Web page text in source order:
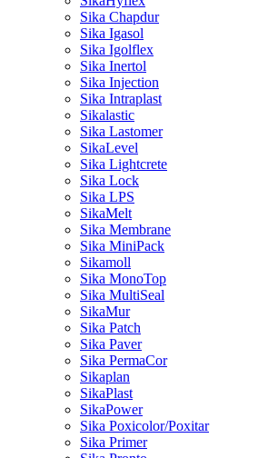
Sika Chapdur
Sika Igasol
Sika Igolflex
Sika Inertol
Sika Injection
Sika Intraplast
Sikalastic
Sika Lastomer
SikaLevel
Sika Lightcrete
Sika Lock
Sika LPS
SikaMelt
Sika Membrane
Sika MiniPack
Sikamoll
Sika MonoTop
Sika MultiSeal
SikaMur
Sika Patch
Sika Paver
Sika PermaCor
Sikaplan
SikaPlast
SikaPower
Sika Poxicolor/Poxitar
Sika Primer